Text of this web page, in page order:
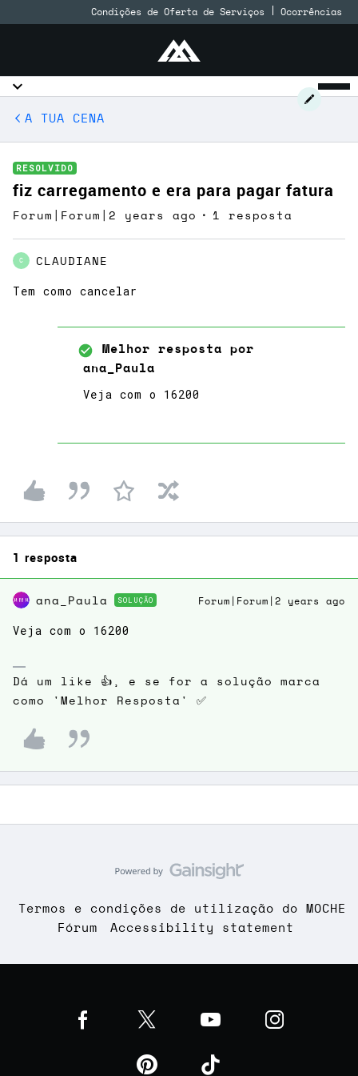
Condições de Oferta de Serviços Ocorrências
A TUA CENA
RESOLVIDO
fiz carregamento e era para pagar fatura
Forum|Forum|2 years ago 1 resposta
C CLAUDIANE
Tem como cancelar
Melhor resposta por
ana_Paula
Veja com o 16200
1 resposta
ana_Paula SOLUÇÃO Forum|Forum|2 years ago
Veja com o 16200
Dá um like 👍, e se for a solução marca
como 'Melhor Resposta' ✅
Termos e condições de utilização do MOCHE
Fórum
Accessibility statement